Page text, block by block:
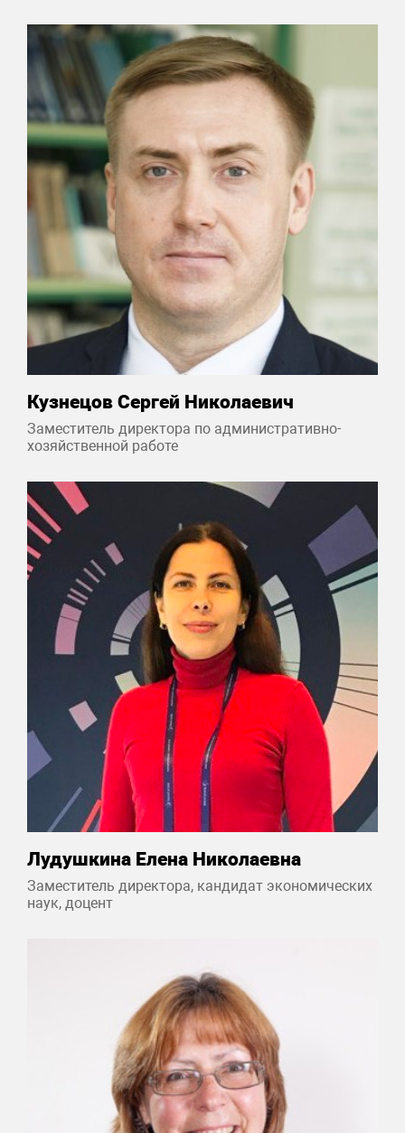
Кузнецов Сергей Николаевич
Заместитель директора по административно-
хозяйственной работе
Лудушкина Елена Николаевна
Заместитель директора, кандидат экономических
наук, доцент